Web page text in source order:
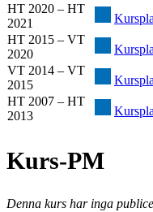
HT 2020 – HT
2021
HT 2015 – VT
2020
VT 2014 – VT
2015
HT 2007 – HT
2013
Kurs-PM
Denna kurs har inga